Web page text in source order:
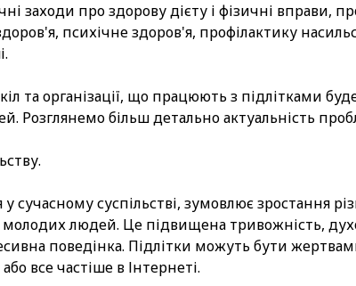
заходи про здорову дієту і фізичні вправи,
психічне здоров'я, профілактику
та організації, що працюють з підлітками
Розглянемо більш детально актуальність
у сучасному суспільстві, зумовлює зростання
молодих людей. Це підвищена тривожність,
поведінка. Підлітки можуть бути
все частіше в Інтернеті.